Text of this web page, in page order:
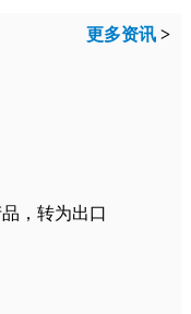
更多资讯 >
，转为出口